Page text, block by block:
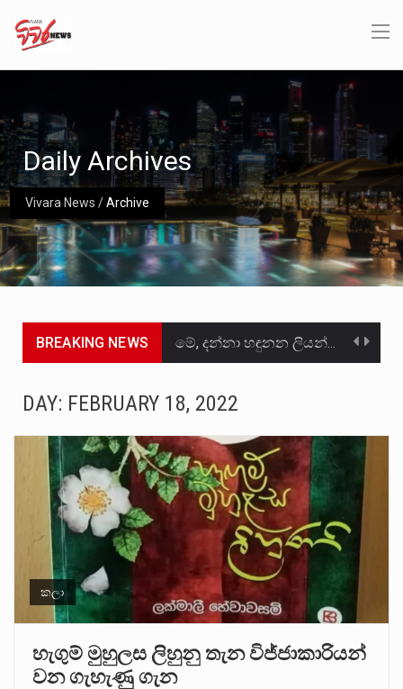
Vivara News /Archive
Daily Archives
BREAKING NEWS මේ, දන්නා හඳුනන ලියන්නකුගේ නන්නාඳුනන අඩවියක සැරිසරා ලද ආස්වාදනීය මොහොතක සිංහාවලෝකනයකි .කෙටි කවියක දිගු බර…
උපරිමාධිකරණ විනිශ්චයකාරවරුන්ගේ හා ඉන් පහළ විනිශ්චයකාරවරුන්ගේ විශ්‍රාම වයස දීර්ඝ කිරීම සඳහා සකස් කර ඇති විසිදෙවන…
බන්ධනාගාර රැදවියන් 1,021 දෙනෙකු ඉකුත් වසර පහක කාලය තුලදී (2020 ජනවාරි 01 සිට 2025 දෙසැම්බර්…
මහර බන්ධනාගාරයේ අද ඇතිවූ සිද්ධියෙන් තුවාල ලැබූ බව කියන රැඳවියන් ගණන ඉහළ ගොස් තිබේ. ඒ…
DAY: FEBRUARY 18, 2022
කලා
හැගුම් මුහුලස ලිහුනු තැන විජ්ජාකාරියන්
වන ගැහැණු ගැන